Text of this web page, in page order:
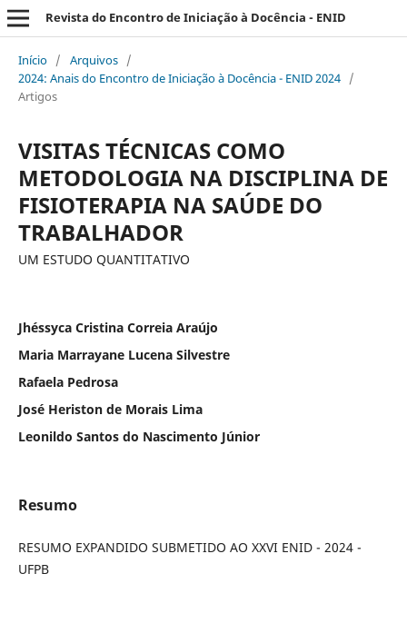
Revista do Encontro de Iniciação à Docência - ENID
Início / Arquivos /
2024: Anais do Encontro de Iniciação à Docência - ENID 2024 /
Artigos
VISITAS TÉCNICAS COMO
METODOLOGIA NA DISCIPLINA DE
FISIOTERAPIA NA SAÚDE DO
TRABALHADOR
UM ESTUDO QUANTITATIVO
Jhéssyca Cristina Correia Araújo
Maria Marrayane Lucena Silvestre
Rafaela Pedrosa
José Heriston de Morais Lima
Leonildo Santos do Nascimento Júnior
Resumo
RESUMO EXPANDIDO SUBMETIDO AO XXVI ENID - 2024 -
UFPB